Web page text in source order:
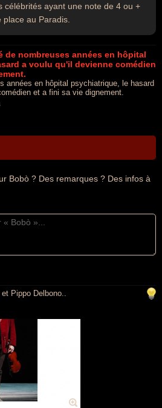
célébrités ayant une note de 4 ou +
au Paradis.
de nombreuses années en hôpital
a voulu qu'il devienne comédien
années en hôpital psychiatrique, le hasard
et a fini sa vie dignement.
Bobò ? Des remarques ? Des infos à
et Pippo Delbono..